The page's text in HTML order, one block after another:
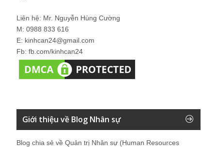
Liên hệ: Mr. Nguyễn Hùng Cường
M: 0988 833 616
E: kinhcan24@gmail.com
Fb: fb.com/kinhcan24
Giới thiệu về Blog Nhân sự
Blog chia sẻ về Quản trị Nhân sự (Human Resources